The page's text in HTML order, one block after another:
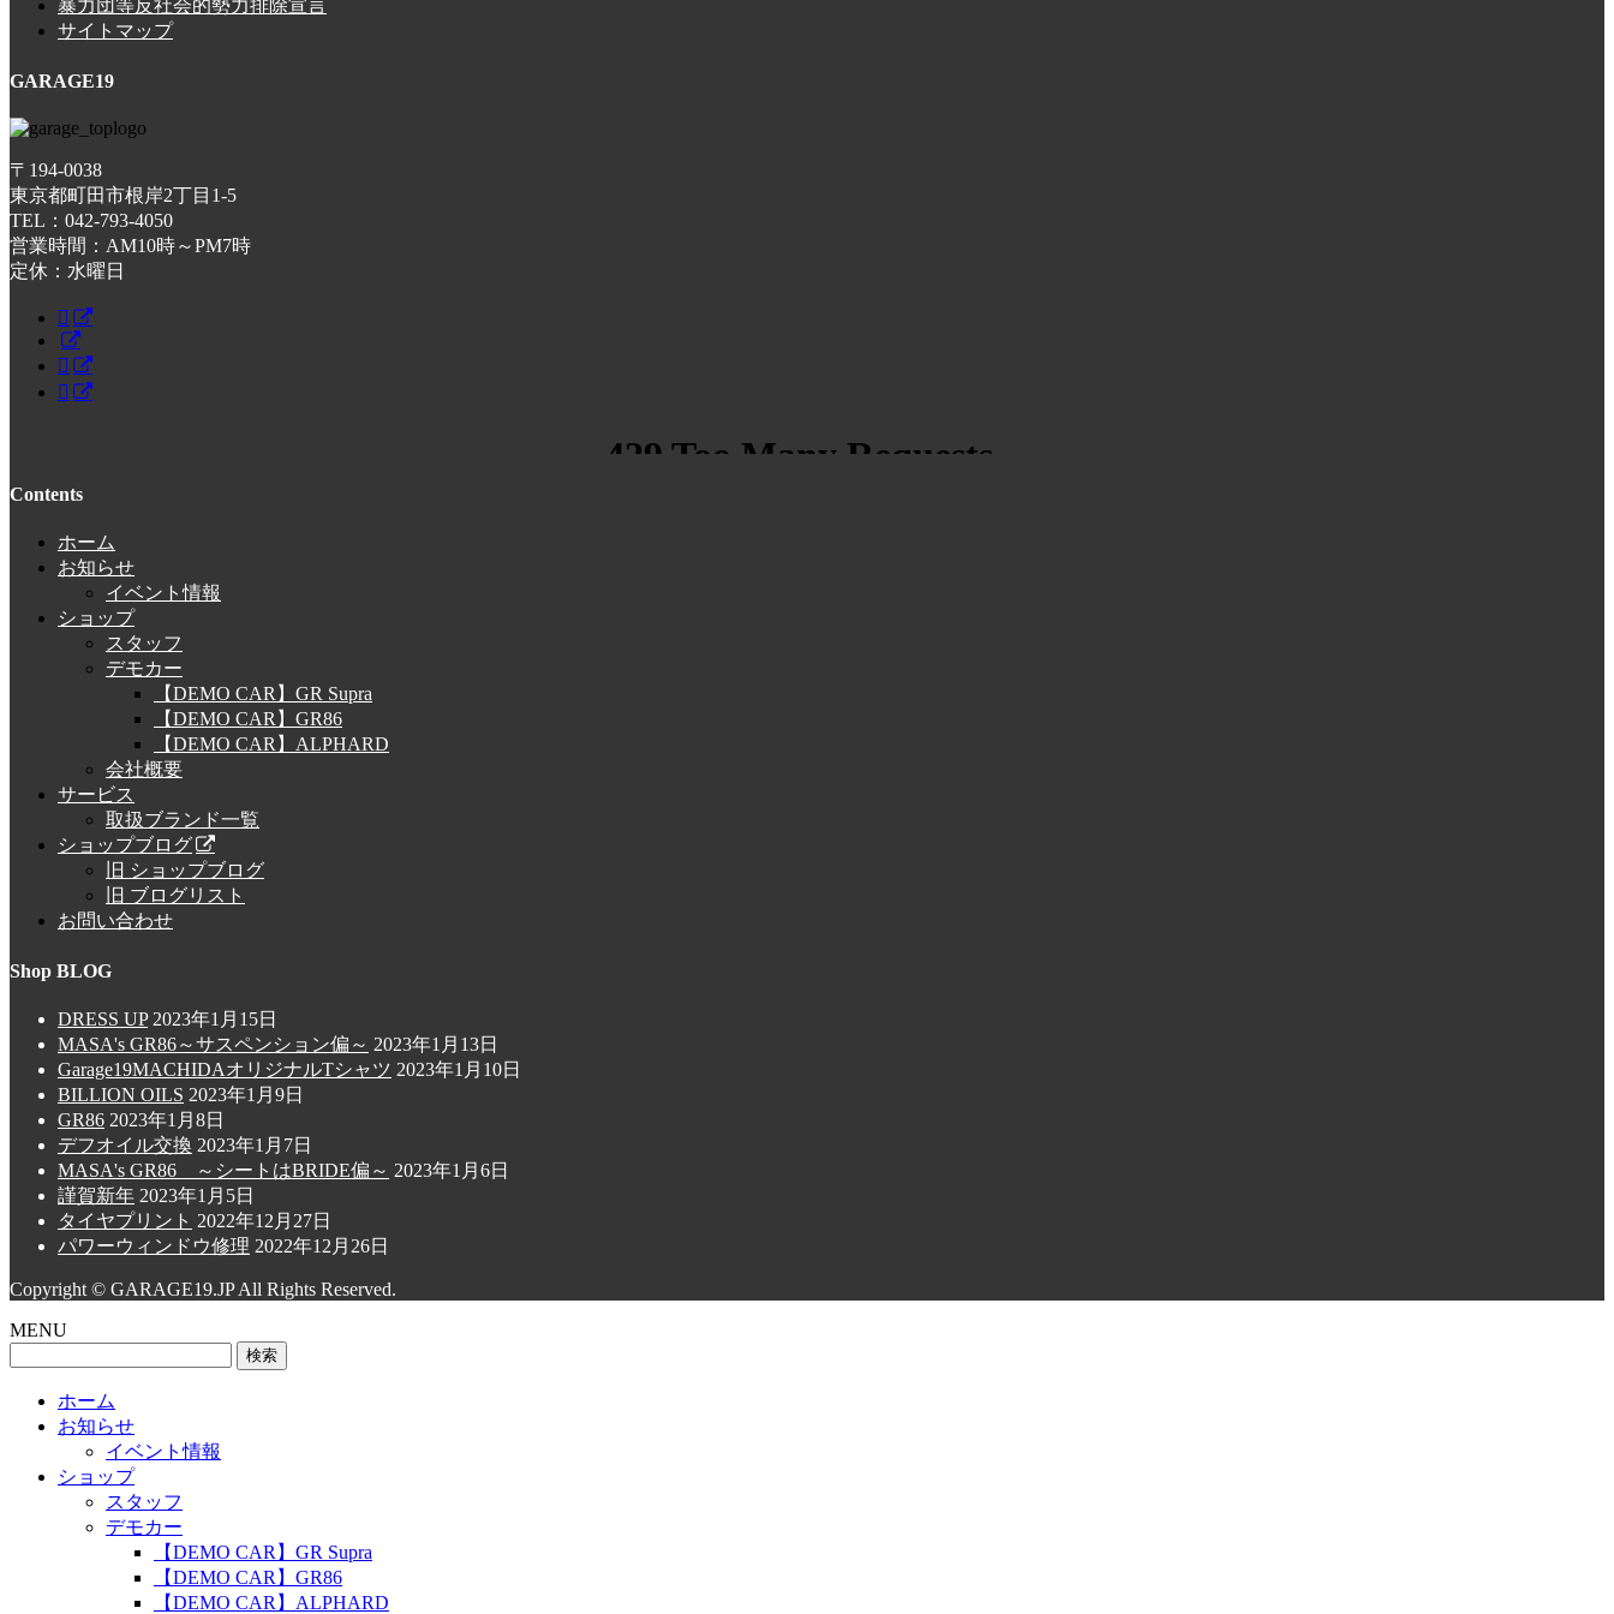
暴力団等反社会的勢力排除宣言
サイトマップ
GARAGE19
〒194-0038
東京都町田市根岸2丁目1-5
TEL：042-793-4050
営業時間：AM10時～PM7時
定休：水曜日
Contents
ホーム
お知らせ
イベント情報
ショップ
スタッフ
デモカー
【DEMO CAR】GR Supra
【DEMO CAR】GR86
【DEMO CAR】ALPHARD
会社概要
サービス
取扱ブランド一覧
ショップブログ
旧 ショップブログ
旧 ブログリスト
お問い合わせ
Shop BLOG
DRESS UP 2023年1月15日
MASA's GR86～サスペンション偏～ 2023年1月13日
Garage19MACHIDAオリジナルTシャツ 2023年1月10日
BILLION OILS 2023年1月9日
GR86 2023年1月8日
デフオイル交換 2023年1月7日
MASA's GR86 ～シートはBRIDE偏～ 2023年1月6日
謹賀新年 2023年1月5日
タイヤプリント 2022年12月27日
パワーウィンドウ修理 2022年12月26日
Copyright © GARAGE19.JP All Rights Reserved.
MENU
ホーム
お知らせ
イベント情報
ショップ
スタッフ
デモカー
【DEMO CAR】GR Supra
【DEMO CAR】GR86
【DEMO CAR】ALPHARD